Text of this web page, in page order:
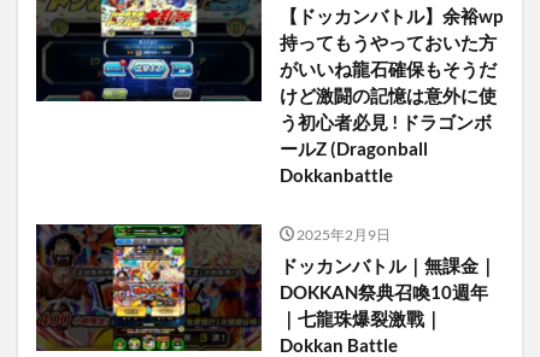
【ドッカンバトル】余裕wp
持ってもうやっておいた方
がいいね龍石確保もそうだ
けど激闘の記憶は意外に使
う初心者必見 ! ドラゴンボ
ールZ (Dragonball
Dokkanbattle
2025年2月9日
ドッカンバトル｜無課金｜
DOKKAN祭典召喚10週年
｜七龍珠爆裂激戰｜
Dokkan Battle